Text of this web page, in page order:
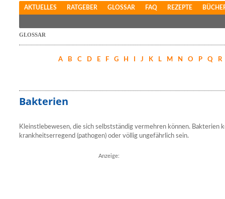
AKTUELLES RATGEBER GLOSSAR FAQ REZEPTE
GLOSSAR
A B C D E F G H J K L M N O P Q R
Bakterien
Kleinstlebewesen, die sich selbstständig vermehren können. Bakterien
krankheitserregend (pathogen) oder völlig ungefährlich sein.
Anzeige: